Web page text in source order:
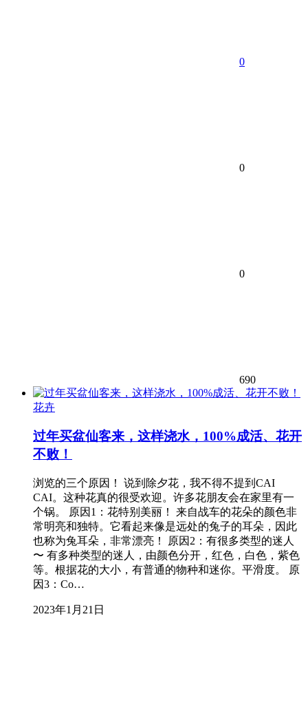
0
0
0
690
花卉
过年买盆仙客来，这样浇水，100%成活、花开
不败！
浏览的三个原因！ 说到除夕花，我不得不提到CAI
CAI。这种花真的很受欢迎。许多花朋友会在家里有一
个锅。 原因1：花特别美丽！ 来自战车的花朵的颜色非
常明亮和独特。它看起来像是远处的兔子的耳朵，因此
也称为兔耳朵，非常漂亮！ 原因2：有很多类型的迷人
〜 有多种类型的迷人，由颜色分开，红色，白色，紫色
等。根据花的大小，有普通的物种和迷你。平滑度。 原
因3：Co…
2023年1月21日